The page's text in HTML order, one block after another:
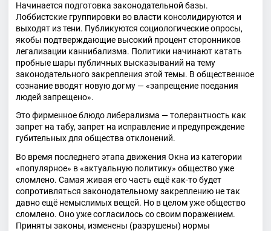
Начинается подготовка законодательной базы.
Лоббистские группировки во власти консолидируются и
выходят из тени. Публикуются социологические опросы,
якобы подтверждающие высокий процент сторонников
легализации каннибализма. Политики начинают катать
пробные шары публичных высказываний на тему
законодательного закрепления этой темы. В общественное
сознание вводят новую догму — «запрещение поедания
людей запрещено».
Это фирменное блюдо либерализма — толерантность как
запрет на табу, запрет на исправление и предупреждение
губительных для общества отклонений.
Во время последнего этапа движения Окна из категории
«популярное» в «актуальную политику» общество уже
сломлено. Самая живая его часть ещё как-то будет
сопротивляться законодательному закреплению не так
давно ещё немыслимых вещей. Но в целом уже общество
сломлено. Оно уже согласилось со своим поражением.
Приняты законы, изменены (разрушены) нормы